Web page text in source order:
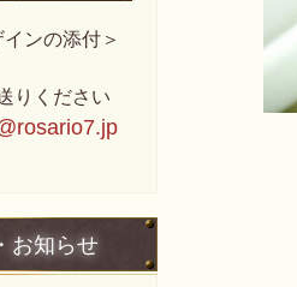
ンの添付＞
りください
お知らせ